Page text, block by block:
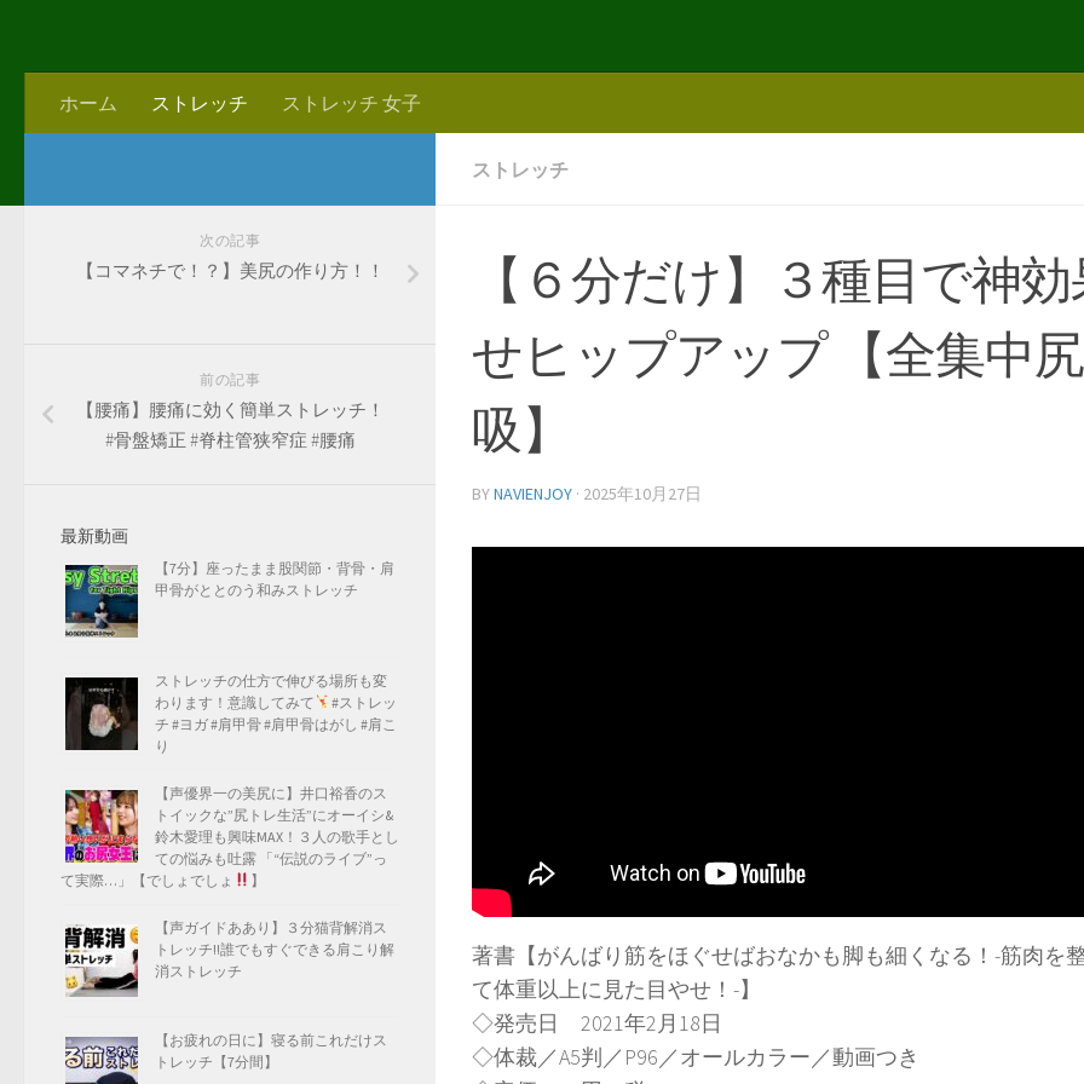
ホーム ストレッチ ストレッチ 女子
ストレッチ
【６分だけ】３種目で神
せヒップアップ 【全集中
吸】
BYNAVIENJOY · 2025年10月27日
著書【がんばり筋をほぐせばおなかも脚も細くなる！-筋肉を
て体重以上に見た目やせ！-】
◇発売日 2021年2月18日
◇体裁／A5判／P96／オールカラー／動画つき
次の記事
【コマネチで！？】美尻の作り方！！
前の記事
【腰痛】腰痛に効く簡単ストレッチ！
#骨盤矯正 #脊柱管狭窄症 #腰痛
最新動画
【7分】座ったまま股関節・背骨・肩
甲骨がととのう和みストレッチ
ストレッチの仕方で伸びる場所も変
わります！意識してみて
#ストレッ
チ #ヨガ #肩甲骨 #肩甲骨はがし #肩こ
り
【声優界一の美尻に】井口裕香のス
トイックな”尻トレ生活”にオーイシ&
鈴木愛理も興味MAX！３人の歌手とし
ての悩みも吐露 「“伝説のライブ”っ
て実際…」【でしょでしょ
】
【声ガイドああり】３分猫背解消ス
トレッチ!!誰でもすぐできる肩こり解
消ストレッチ
【お疲れの日に】寝る前これだけス
トレッチ【7分間】